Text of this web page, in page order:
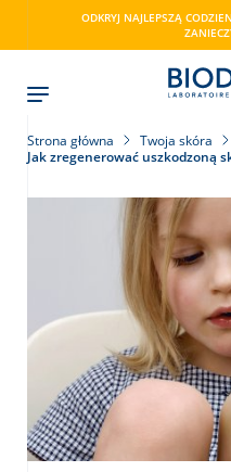
ODKRYJ NAJLEPSZĄ
Strona główna Twoja skóra
Jak zregenerować uszkodzoną